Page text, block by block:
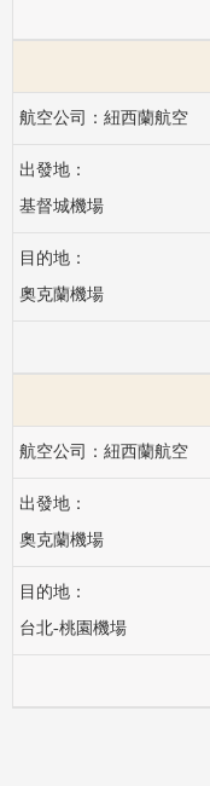
紐西蘭航空
基督城機場
奧克蘭機場
紐西蘭航空
奧克蘭機場
台北-桃園機場